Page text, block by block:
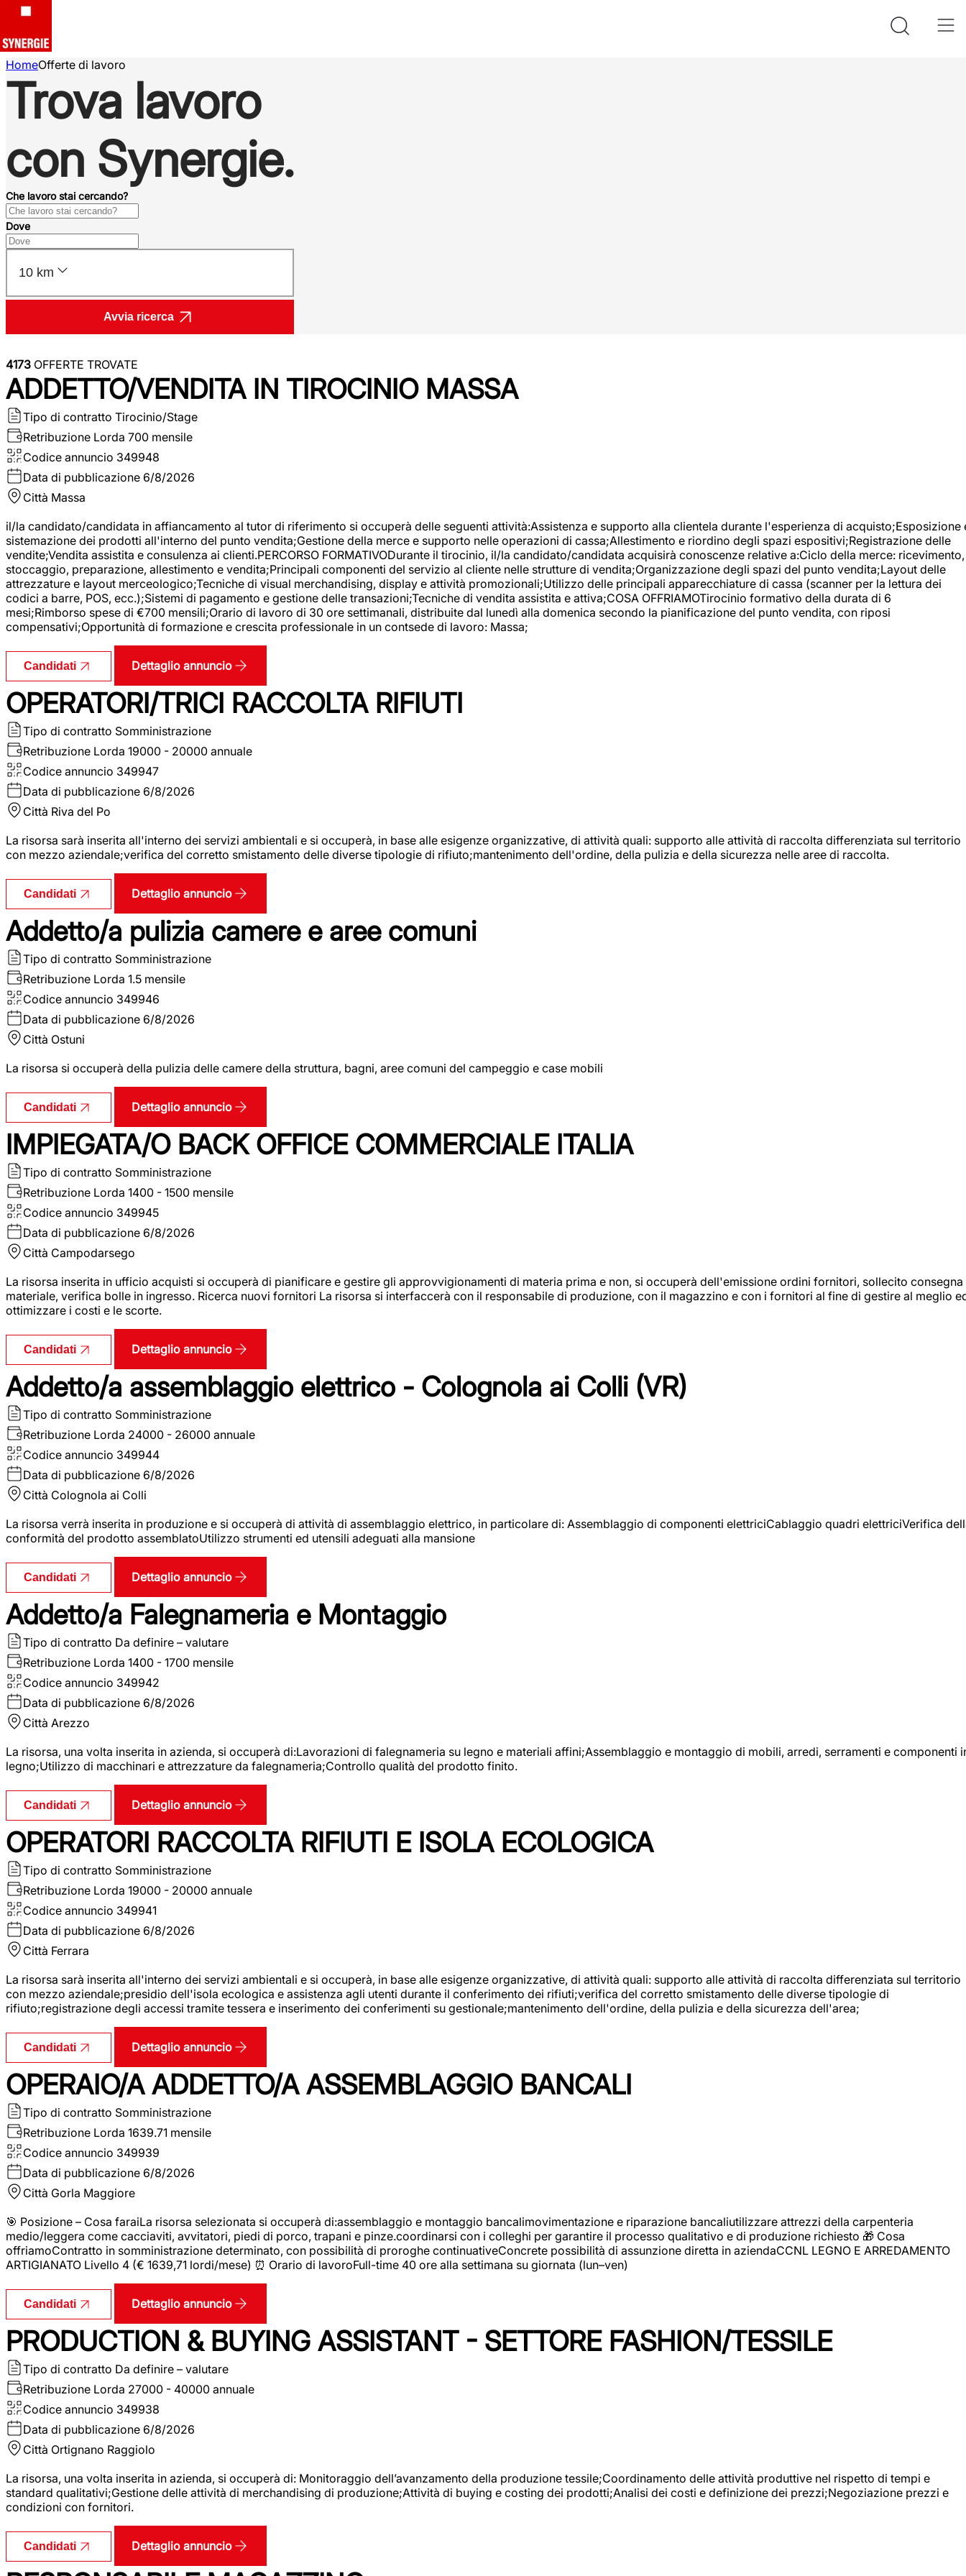
HomeOfferte di lavoro
Trova lavoro
con Synergie.
Che lavoro stai cercando?
Dove
10 km
Avvia ricerca
4173 OFFERTE TROVATE
ADDETTO/VENDITA IN TIROCINIO MASSA
Tipo di contratto Tirocinio/Stage
Retribuzione Lorda 700 mensile
Codice annuncio 349948
Data di pubblicazione 6/8/2026
Città Massa
il/la candidato/candidata in affiancamento al tutor di riferimento si occuperà delle seguenti attività:Assistenza e supporto alla clientela durante l'esperienza di acquisto;Esposizione
sistemazione dei prodotti all'interno del punto vendita;Gestione della merce e supporto nelle operazioni di cassa;Allestimento e riordino degli spazi espositivi;Registrazione delle
vendite;Vendita assistita e consulenza ai clienti.PERCORSO FORMATIVODurante il tirocinio, il/la candidato/candidata acquisirà conoscenze relative a:Ciclo della merce: ricevimento,
stoccaggio, preparazione, allestimento e vendita;Principali componenti del servizio al cliente nelle strutture di vendita;Organizzazione degli spazi del punto vendita;Layout delle
attrezzature e layout merceologico;Tecniche di visual merchandising, display e attività promozionali;Utilizzo delle principali apparecchiature di cassa (scanner per la lettura dei
codici a barre, POS, ecc.);Sistemi di pagamento e gestione delle transazioni;Tecniche di vendita assistita e attiva;COSA OFFRIAMOTirocinio formativo della durata di 6
mesi;Rimborso spese di €700 mensili;Orario di lavoro di 30 ore settimanali, distribuite dal lunedì alla domenica secondo la pianificazione del punto vendita, con riposi
compensativi;Opportunità di formazione e crescita professionale in un contsede di lavoro: Massa;
Candidati Dettaglio annuncio
OPERATORI/TRICI RACCOLTA RIFIUTI
Tipo di contratto Somministrazione
Retribuzione Lorda 19000 - 20000 annuale
Codice annuncio 349947
Data di pubblicazione 6/8/2026
Città Riva del Po
La risorsa sarà inserita all'interno dei servizi ambientali e si occuperà, in base alle esigenze organizzative, di attività quali: supporto alle attività di raccolta differenziata sul territorio
con mezzo aziendale;verifica del corretto smistamento delle diverse tipologie di rifiuto;mantenimento dell'ordine, della pulizia e della sicurezza nelle aree di raccolta.
Candidati Dettaglio annuncio
Addetto/a pulizia camere e aree comuni
Tipo di contratto Somministrazione
Retribuzione Lorda 1.5 mensile
Codice annuncio 349946
Data di pubblicazione 6/8/2026
Città Ostuni
La risorsa si occuperà della pulizia delle camere della struttura, bagni, aree comuni del campeggio e case mobili
Candidati Dettaglio annuncio
IMPIEGATA/O BACK OFFICE COMMERCIALE ITALIA
Tipo di contratto Somministrazione
Retribuzione Lorda 1400 - 1500 mensile
Codice annuncio 349945
Data di pubblicazione 6/8/2026
Città Campodarsego
La risorsa inserita in ufficio acquisti si occuperà di pianificare e gestire gli approvvigionamenti di materia prima e non, si occuperà dell'emissione ordini fornitori, sollecito consegna
materiale, verifica bolle in ingresso. Ricerca nuovi fornitori La risorsa si interfaccerà con il responsabile di produzione, con il magazzino e con i fornitori al fine di gestire al meglio
ottimizzare i costi e le scorte.
Candidati Dettaglio annuncio
Addetto/a assemblaggio elettrico - Colognola ai Colli (VR)
Tipo di contratto Somministrazione
Retribuzione Lorda 24000 - 26000 annuale
Codice annuncio 349944
Data di pubblicazione 6/8/2026
Città Colognola ai Colli
La risorsa verrà inserita in produzione e si occuperà di attività di assemblaggio elettrico, in particolare di: Assemblaggio di componenti elettriciCablaggio quadri elettriciVerifica
conformità del prodotto assemblatoUtilizzo strumenti ed utensili adeguati alla mansione
Candidati Dettaglio annuncio
Addetto/a Falegnameria e Montaggio
Tipo di contratto Da definire – valutare
Retribuzione Lorda 1400 - 1700 mensile
Codice annuncio 349942
Data di pubblicazione 6/8/2026
Città Arezzo
La risorsa, una volta inserita in azienda, si occuperà di:Lavorazioni di falegnameria su legno e materiali affini;Assemblaggio e montaggio di mobili, arredi, serramenti e componenti
legno;Utilizzo di macchinari e attrezzature da falegnameria;Controllo qualità del prodotto finito.
Candidati Dettaglio annuncio
OPERATORI RACCOLTA RIFIUTI E ISOLA ECOLOGICA
Tipo di contratto Somministrazione
Retribuzione Lorda 19000 - 20000 annuale
Codice annuncio 349941
Data di pubblicazione 6/8/2026
Città Ferrara
La risorsa sarà inserita all'interno dei servizi ambientali e si occuperà, in base alle esigenze organizzative, di attività quali: supporto alle attività di raccolta differenziata sul territorio
con mezzo aziendale;presidio dell'isola ecologica e assistenza agli utenti durante il conferimento dei rifiuti;verifica del corretto smistamento delle diverse tipologie di
rifiuto;registrazione degli accessi tramite tessera e inserimento dei conferimenti su gestionale;mantenimento dell'ordine, della pulizia e della sicurezza dell'area;
Candidati Dettaglio annuncio
OPERAIO/A ADDETTO/A ASSEMBLAGGIO BANCALI
Tipo di contratto Somministrazione
Retribuzione Lorda 1639.71 mensile
Codice annuncio 349939
Data di pubblicazione 6/8/2026
Città Gorla Maggiore
🎯 Posizione – Cosa faraiLa risorsa selezionata si occuperà di:assemblaggio e montaggio bancalimovimentazione e riparazione bancaliutilizzare attrezzi della carpenteria
medio/leggera come cacciaviti, avvitatori, piedi di porco, trapani e pinze.coordinarsi con i colleghi per garantire il processo qualitativo e di produzione richiesto 🎁 Cosa
offriamoContratto in somministrazione determinato, con possibilità di proroghe continuativeConcrete possibilità di assunzione diretta in aziendaCCNL LEGNO E ARREDAMENTO
ARTIGIANATO Livello 4 (€ 1639,71 lordi/mese) ⏰ Orario di lavoroFull-time 40 ore alla settimana su giornata (lun–ven)
Candidati Dettaglio annuncio
PRODUCTION & BUYING ASSISTANT - SETTORE FASHION/TESSILE
Tipo di contratto Da definire – valutare
Retribuzione Lorda 27000 - 40000 annuale
Codice annuncio 349938
Data di pubblicazione 6/8/2026
Città Ortignano Raggiolo
La risorsa, una volta inserita in azienda, si occuperà di: Monitoraggio dell’avanzamento della produzione tessile;Coordinamento delle attività produttive nel rispetto di tempi e
standard qualitativi;Gestione delle attività di merchandising di produzione;Attività di buying e costing dei prodotti;Analisi dei costi e definizione dei prezzi;Negoziazione prezzi e
condizioni con fornitori.
Candidati Dettaglio annuncio